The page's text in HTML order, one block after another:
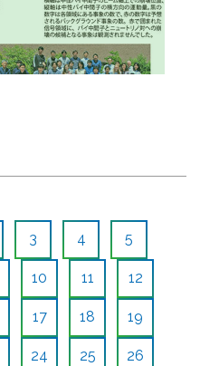
3 4 5
10 11 12
17 18 19
24 25 26